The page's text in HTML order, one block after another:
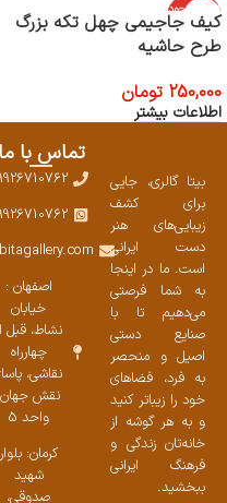
اتمام موجود
ی
کیف جاجیمی چهل تکه بزرگ
طرح حاشیه
250,000 تومان
اطلاعات بیشتر
بیتا گالری، جایی
برای کشف
زیبایی‌های هنر
دست ایرانی
است. ما در اینجا
به شما فرصتی
می‌دهیم تا با
صنایع دستی
اصیل و منحصر
به فرد، فضاهای
خود را زیباتر کنید
و به هر گوشه از
خانه‌تان زندگی و
فرهنگ ایرانی
ببخشید.
تماس با ما
اصفهان :
خیابان
نشاط، قبل
چهارراه
نقاشی،
نقش
واحد 5
کرمان: بلوار
شهید
صدوقی،